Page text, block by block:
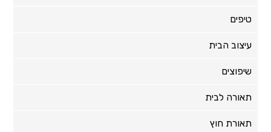
טיפים
עיצוב הבית
שיפוצים
תאורה לבית
תאורת חוץ